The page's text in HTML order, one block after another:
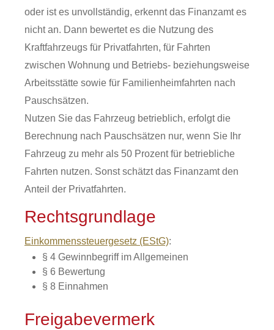
oder ist es unvollständig, erkennt das Finanzamt es
nicht an. Dann bewertet es die Nutzung des
Kraftfahrzeugs für Privatfahrten, für Fahrten
zwischen Wohnung und Betriebs- beziehungsweise
Arbeitsstätte sowie für Familienheimfahrten nach
Pauschsätzen.
Nutzen Sie das Fahrzeug betrieblich, erfolgt die
Berechnung nach Pauschsätzen nur, wenn Sie Ihr
Fahrzeug zu mehr als 50 Prozent für betriebliche
Fahrten nutzen. Sonst schätzt das Finanzamt den
Anteil der Privatfahrten.
Rechtsgrundlage
Einkommenssteuergesetz (EStG):
§ 4 Gewinnbegriff im Allgemeinen
§ 6 Bewertung
§ 8 Einnahmen
Freigabevermerk